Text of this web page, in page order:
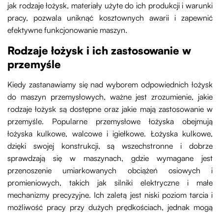
jak rodzaje łożysk, materiały użyte do ich produkcji i warunki
pracy, pozwala uniknąć kosztownych awarii i zapewnić
efektywne funkcjonowanie maszyn.
Rodzaje łożysk i ich zastosowanie w
przemyśle
Kiedy zastanawiamy się nad wyborem odpowiednich łożysk
do maszyn przemysłowych, ważne jest zrozumienie, jakie
rodzaje łożysk są dostępne oraz jakie mają zastosowanie w
przemyśle. Popularne przemysłowe łożyska obejmują
łożyska kulkowe, walcowe i igiełkowe. Łożyska kulkowe,
dzięki swojej konstrukcji, są wszechstronne i dobrze
sprawdzają się w maszynach, gdzie wymagane jest
przenoszenie umiarkowanych obciążeń osiowych i
promieniowych, takich jak silniki elektryczne i małe
mechanizmy precyzyjne. Ich zaletą jest niski poziom tarcia i
możliwość pracy przy dużych prędkościach, jednak mogą